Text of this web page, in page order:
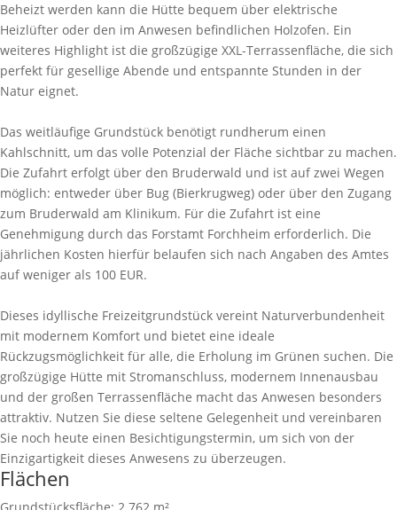
Beheizt werden kann die Hütte bequem über elektrische
Heizlüfter oder den im Anwesen befindlichen Holzofen. Ein
weiteres Highlight ist die großzügige XXL-Terrassenfläche, die sich
perfekt für gesellige Abende und entspannte Stunden in der
Natur eignet.
Das weitläufige Grundstück benötigt rundherum einen
Kahlschnitt, um das volle Potenzial der Fläche sichtbar zu machen.
Die Zufahrt erfolgt über den Bruderwald und ist auf zwei Wegen
möglich: entweder über Bug (Bierkrugweg) oder über den Zugang
zum Bruderwald am Klinikum. Für die Zufahrt ist eine
Genehmigung durch das Forstamt Forchheim erforderlich. Die
jährlichen Kosten hierfür belaufen sich nach Angaben des Amtes
auf weniger als 100 EUR.
Dieses idyllische Freizeitgrundstück vereint Naturverbundenheit
mit modernem Komfort und bietet eine ideale
Rückzugsmöglichkeit für alle, die Erholung im Grünen suchen. Die
großzügige Hütte mit Stromanschluss, modernem Innenausbau
und der großen Terrassenfläche macht das Anwesen besonders
attraktiv. Nutzen Sie diese seltene Gelegenheit und vereinbaren
Sie noch heute einen Besichtigungstermin, um sich von der
Einzigartigkeit dieses Anwesens zu überzeugen.
Flächen